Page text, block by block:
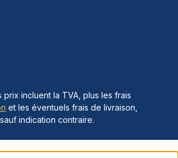
prix incluent la TVA, plus les frais
et les éventuels frais de livraison,
sauf indication contraire.